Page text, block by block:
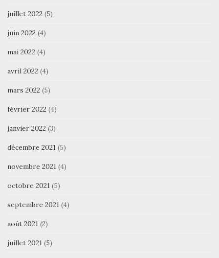
juillet 2022 (5)
juin 2022 (4)
mai 2022 (4)
avril 2022 (4)
mars 2022 (5)
février 2022 (4)
janvier 2022 (3)
décembre 2021 (5)
novembre 2021 (4)
octobre 2021 (5)
septembre 2021 (4)
août 2021 (2)
juillet 2021 (5)